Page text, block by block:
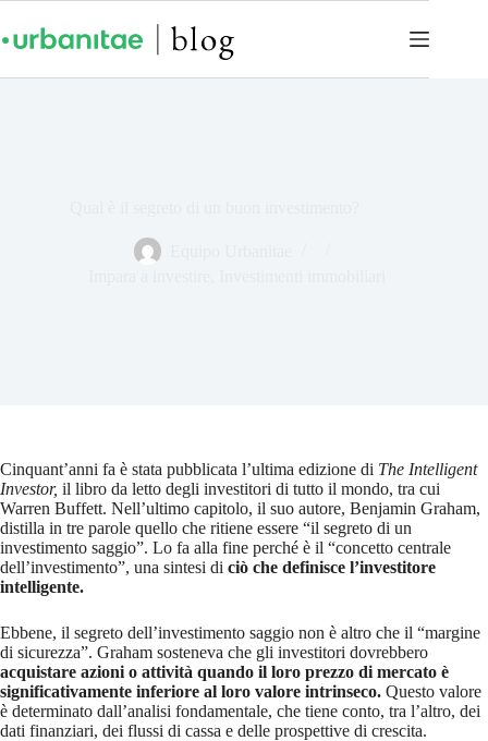
Cinquant’anni fa è stata pubblicata l’ultima edizione di The Intelligent
Investor, il libro da letto degli investitori di tutto il mondo, tra cui
Warren Buffett. Nell’ultimo capitolo, il suo autore, Benjamin Graham,
distilla in tre parole quello che ritiene essere “il segreto di un
investimento saggio”. Lo fa alla fine perché è il “concetto centrale
dell’investimento”, una sintesi di ciò che definisce l’investitore
intelligente.
Ebbene, il segreto dell’investimento saggio non è altro che il “margine
di sicurezza”. Graham sosteneva che gli investitori dovrebbero
acquistare azioni o attività quando il loro prezzo di mercato è
significativamente inferiore al loro valore intrinseco. Questo valore
è determinato dall’analisi fondamentale, che tiene conto, tra l’altro, dei
dati finanziari, dei flussi di cassa e delle prospettive di crescita.